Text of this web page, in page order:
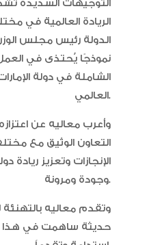
التوجيهات السديدة
الريادة العالمية في
الدولة رئيس مجلس
نموذجًا يُحتذى في
الشاملة في دولة
العالمي.
وأعرب معاليه عن
التعاون الوثيق مع
الإنجازات وتعزيز
وجودة ومرونة.
وتقدم معاليه بالتهنئة
حديثة ساهمت في هذا